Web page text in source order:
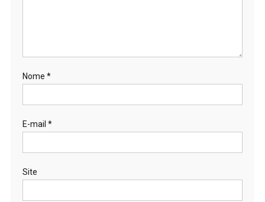
Nome *
E-mail *
Site